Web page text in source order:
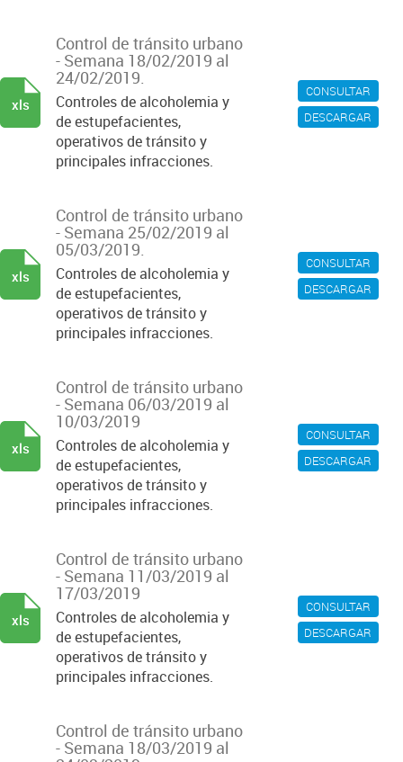
CONSULTAR
DESCARGAR
Control de tránsito urbano
- Semana 18/02/2019 al
24/02/2019.
Controles de alcoholemia y
de estupefacientes,
operativos de tránsito y
principales infracciones.
xls
CONSULTAR
DESCARGAR
Control de tránsito urbano
- Semana 25/02/2019 al
05/03/2019.
Controles de alcoholemia y
de estupefacientes,
operativos de tránsito y
principales infracciones.
xls
CONSULTAR
DESCARGAR
Control de tránsito urbano
- Semana 06/03/2019 al
10/03/2019
Controles de alcoholemia y
de estupefacientes,
operativos de tránsito y
principales infracciones.
xls
CONSULTAR
DESCARGAR
Control de tránsito urbano
- Semana 11/03/2019 al
17/03/2019
Controles de alcoholemia y
de estupefacientes,
operativos de tránsito y
principales infracciones.
xls
Control de tránsito urbano
- Semana 18/03/2019 al